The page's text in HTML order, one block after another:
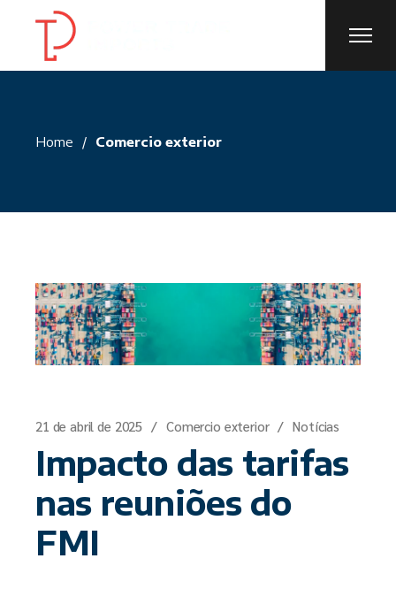
content
Home Comercio exterior
21 de abril de 2025 Comercio exterior Notícias
Impacto das tarifas
nas reuniões do
FMI